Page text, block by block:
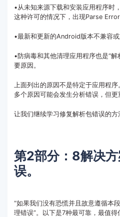
•从未知来源下载和安装应用程序时
这种许可的情况下，出现Parse Error
•最新和更新的Android版本不兼容或
•防病毒和其他清理应用程序也是“
要原因。
上面列出的原因不是特定于应用程
多个原因可能会发生分析错误，但更
让我们继续学习修复解析包错误的方
第2部分：8解决
误。
“如果我们没有恐慌并且故意遵循本
理错误”。以下是7种最可靠，最值